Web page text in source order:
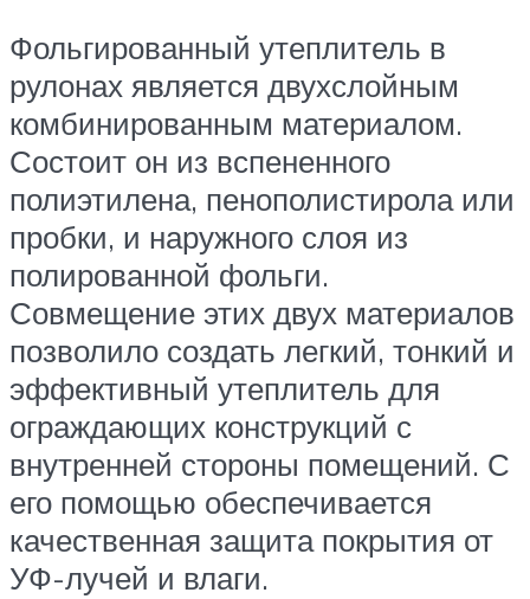
Фольгированный утеплитель в
рулонах является двухслойным
комбинированным материалом.
Состоит он из вспененного
полиэтилена, пенополистирола или
пробки, и наружного слоя из
полированной фольги.
Совмещение этих двух материалов
позволило создать легкий, тонкий и
эффективный утеплитель для
ограждающих конструкций с
внутренней стороны помещений. С
его помощью обеспечивается
качественная защита покрытия от
УФ-лучей и влаги.